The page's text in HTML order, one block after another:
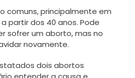
comuns, principalmente em
partir dos 40 anos. Pode
sofrer um aborto, mas no
novamente.
dois abortos